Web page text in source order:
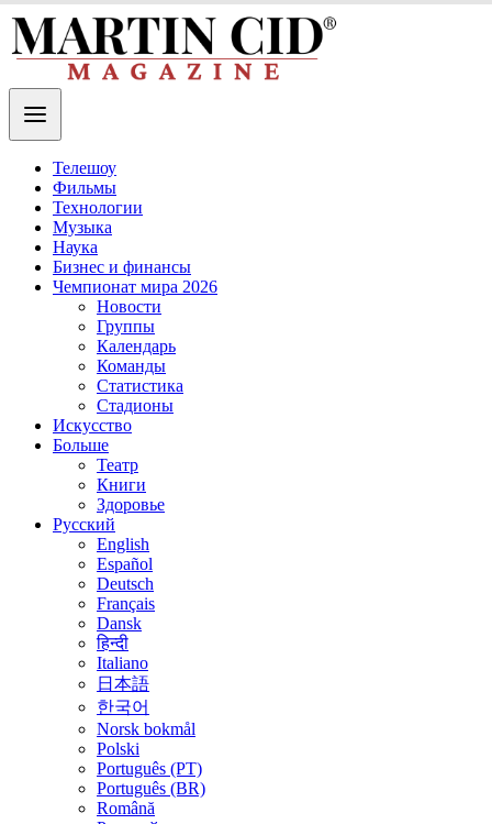
Телешоу
Фильмы
Технологии
Музыка
Наука
Бизнес и финансы
Чемпионат мира 2026
Новости
Группы
Календарь
Команды
Статистика
Стадионы
Искусство
Больше
Театр
Книги
Здоровье
Русский
English
Español
Deutsch
Français
Dansk
हिन्दी
Italiano
日本語
한국어
Norsk bokmål
Polski
Português (PT)
Português (BR)
Română